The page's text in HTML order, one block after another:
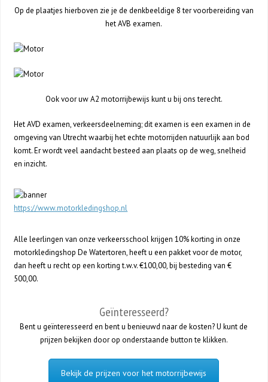
Op de plaatjes hierboven zie je de denkbeeldige 8 ter voorbereiding van
het AVB examen.
Ook voor uw A2 motorrijbewijs kunt u bij ons terecht.
Het AVD examen, verkeersdeelneming; dit examen is een examen in de
omgeving van Utrecht waarbij het echte motorrijden natuurlijk aan bod
komt. Er wordt veel aandacht besteed aan plaats op de weg, snelheid
en inzicht.
https://www.motorkledingshop.nl
Alle leerlingen van onze verkeersschool krijgen 10% korting in onze
motorkledingshop De Watertoren, heeft u een pakket voor de motor,
dan heeft u recht op een korting t.w.v. €100,00, bij besteding van €
500,00.
Geïnteresseerd?
Bent u geïnteresseerd en bent u benieuwd naar de kosten? U kunt de
prijzen bekijken door op onderstaande button te klikken.
Bekijk de prijzen voor het motorrijbewijs